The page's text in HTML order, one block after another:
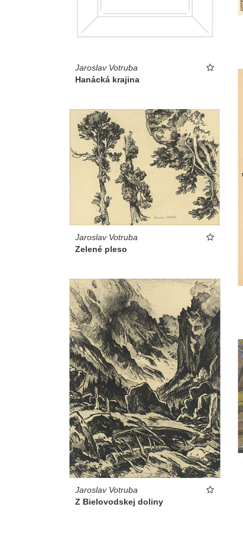
Jaroslav Votruba
Hanácká krajina
Jaroslav Votruba
Zelené pleso
Jaroslav Votruba
Z Bielovodskej doliny